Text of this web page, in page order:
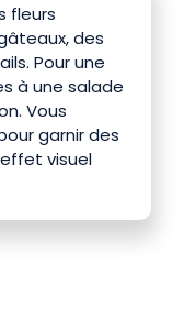
fleurs
des
Pour une
à une salade
Vous
garnir des
visuel